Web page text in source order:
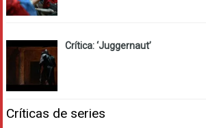
Crítica: ‘Juggernaut’
Críticas de series